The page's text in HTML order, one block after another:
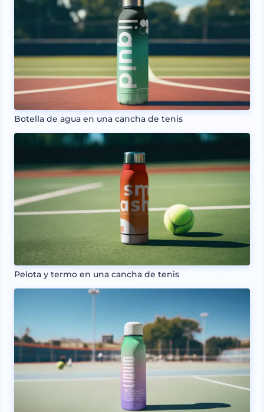
Botella de agua en una cancha de tenis
Pelota y termo en una cancha de tenis